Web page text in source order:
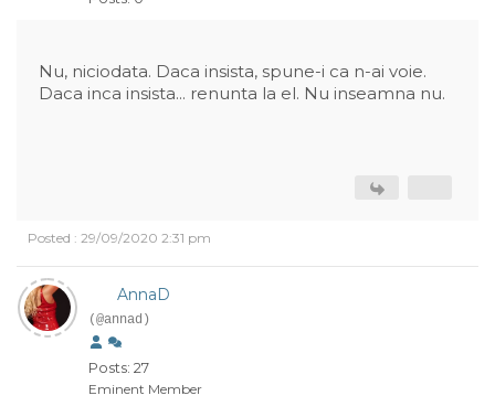
Nu, niciodata. Daca insista, spune-i ca n-ai voie.
Daca inca insista... renunta la el. Nu inseamna nu.
Posted : 29/09/2020 2:31 pm
AnnaD
(@annad)
Posts: 27
Eminent Member